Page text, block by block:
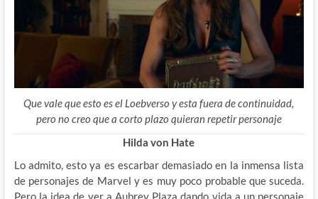
Que vale que esto es el Loebverso y esta fuera de continuidad,
pero no creo que a corto plazo quieran repetir personaje
Hilda von Hate
Lo admito, esto ya es escarbar demasiado en la inmensa lista
de personajes de Marvel y es muy poco probable que suceda.
Pero la idea de ver a Aubrey Plaza dando vida a un personaje